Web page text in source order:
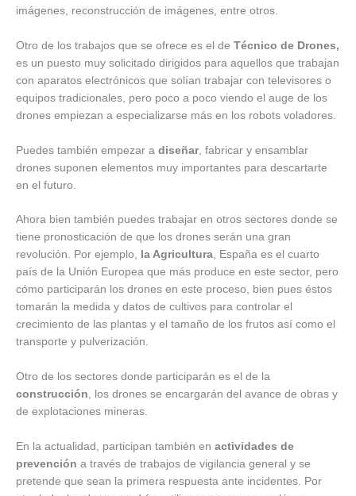
imágenes, reconstrucción de imágenes, entre otros.
Otro de los trabajos que se ofrece es el de Técnico de Drones,
es un puesto muy solicitado dirigidos para aquellos que trabajan
con aparatos electrónicos que solían trabajar con televisores o
equipos tradicionales, pero poco a poco viendo el auge de los
drones empiezan a especializarse más en los robots voladores.
Puedes también empezar a diseñar, fabricar y ensamblar
drones suponen elementos muy importantes para descartarte
en el futuro.
Ahora bien también puedes trabajar en otros sectores donde se
tiene pronosticación de que los drones serán una gran
revolución. Por ejemplo, la Agricultura, España es el cuarto
país de la Unión Europea que más produce en este sector, pero
cómo participarán los drones en este proceso, bien pues éstos
tomarán la medida y datos de cultivos para controlar el
crecimiento de las plantas y el tamaño de los frutos así como el
transporte y pulverización.
Otro de los sectores donde participarán es el de la
construcción, los drones se encargarán del avance de obras y
de explotaciones mineras.
En la actualidad, participan también en actividades de
prevención a través de trabajos de vigilancia general y se
pretende que sean la primera respuesta ante incidentes. Por